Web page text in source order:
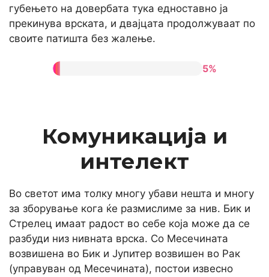
губењето на довербата тука едноставно ја
прекинува врската, и двајцата продолжуваат по
своите патишта без жалење.
5%
Комуникација и
интелект
Во светот има толку многу убави нешта и многу
за зборување кога ќе размислиме за нив. Бик и
Стрелец имаат радост во себе која може да се
разбуди низ нивната врска. Со Месечината
возвишена во Бик и Јупитер возвишен во Рак
(управуван од Месечината), постои извесно